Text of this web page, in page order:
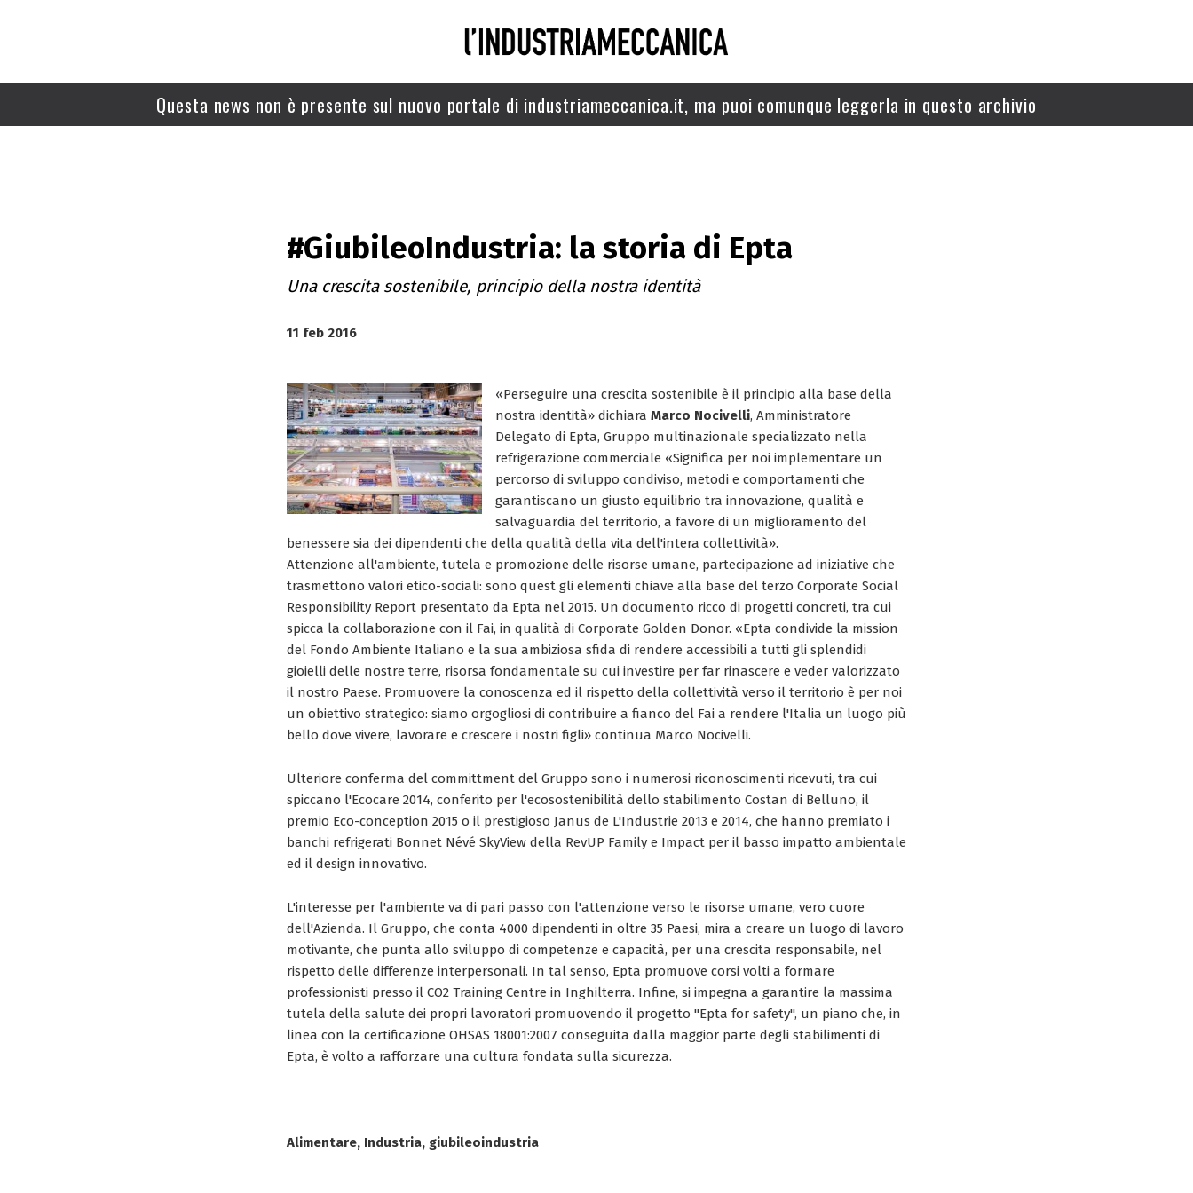
Questa news non è presente sul nuovo portale di industriameccanica.it, ma puoi comunque leggerla in questo archivio
#GiubileoIndustria: la storia di Epta
Una crescita sostenibile, principio della nostra identità
11 feb 2016
«Perseguire una crescita sostenibile è il principio alla base della
nostra identità» dichiara Marco Nocivelli, Amministratore
Delegato di Epta, Gruppo multinazionale specializzato nella
refrigerazione commerciale «Significa per noi implementare un
percorso di sviluppo condiviso, metodi e comportamenti che
garantiscano un giusto equilibrio tra innovazione, qualità e
salvaguardia del territorio, a favore di un miglioramento del
benessere sia dei dipendenti che della qualità della vita dell'intera collettività».
Attenzione all'ambiente, tutela e promozione delle risorse umane, partecipazione ad iniziative che
trasmettono valori etico-sociali: sono quest gli elementi chiave alla base del terzo Corporate Social
Responsibility Report presentato da Epta nel 2015. Un documento ricco di progetti concreti, tra cui
spicca la collaborazione con il Fai, in qualità di Corporate Golden Donor. «Epta condivide la mission
del Fondo Ambiente Italiano e la sua ambiziosa sfida di rendere accessibili a tutti gli splendidi
gioielli delle nostre terre, risorsa fondamentale su cui investire per far rinascere e veder valorizzato
il nostro Paese. Promuovere la conoscenza ed il rispetto della collettività verso il territorio è per noi
un obiettivo strategico: siamo orgogliosi di contribuire a fianco del Fai a rendere l'Italia un luogo più
bello dove vivere, lavorare e crescere i nostri figli» continua Marco Nocivelli.
Ulteriore conferma del committment del Gruppo sono i numerosi riconoscimenti ricevuti, tra cui
spiccano l'Ecocare 2014, conferito per l'ecosostenibilità dello stabilimento Costan di Belluno, il
premio Eco-conception 2015 o il prestigioso Janus de L'Industrie 2013 e 2014, che hanno premiato i
banchi refrigerati Bonnet Névé SkyView della RevUP Family e Impact per il basso impatto ambientale
ed il design innovativo.
L'interesse per l'ambiente va di pari passo con l'attenzione verso le risorse umane, vero cuore
dell'Azienda. Il Gruppo, che conta 4000 dipendenti in oltre 35 Paesi, mira a creare un luogo di lavoro
motivante, che punta allo sviluppo di competenze e capacità, per una crescita responsabile, nel
rispetto delle differenze interpersonali. In tal senso, Epta promuove corsi volti a formare
professionisti presso il CO2 Training Centre in Inghilterra. Infine, si impegna a garantire la massima
tutela della salute dei propri lavoratori promuovendo il progetto "Epta for safety", un piano che, in
linea con la certificazione OHSAS 18001:2007 conseguita dalla maggior parte degli stabilimenti di
Epta, è volto a rafforzare una cultura fondata sulla sicurezza.
Alimentare, Industria, giubileoindustria